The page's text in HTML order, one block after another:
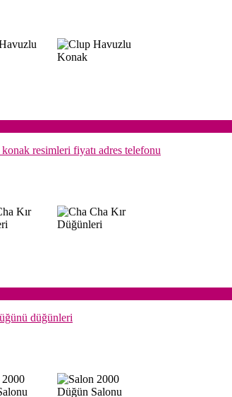
resimleri fiyatı adres telefonu
düğünleri